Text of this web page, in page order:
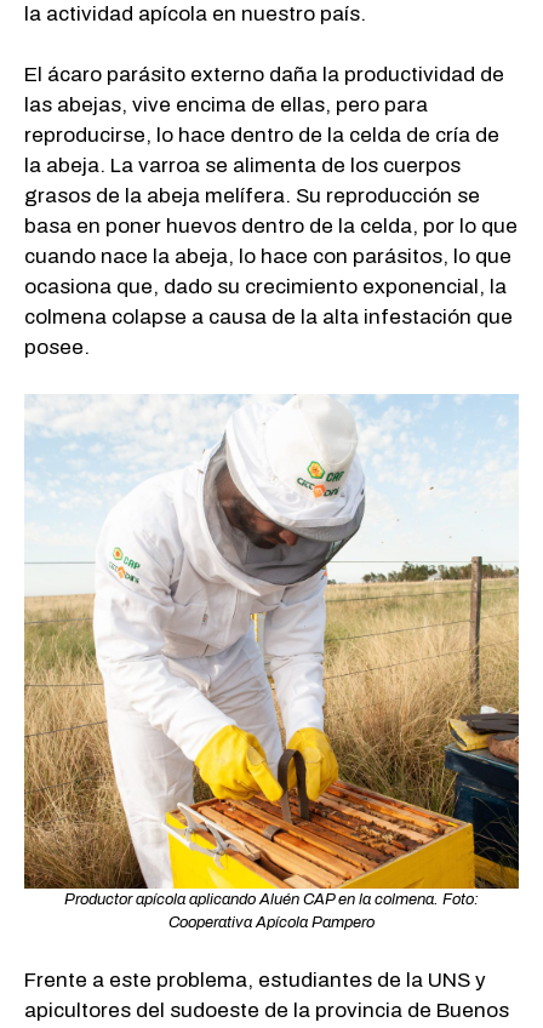
la actividad apícola en nuestro país.
El ácaro parásito externo daña la productividad de
las abejas, vive encima de ellas, pero para
reproducirse, lo hace dentro de la celda de cría de
la abeja. La varroa se alimenta de los cuerpos
grasos de la abeja melífera. Su reproducción se
basa en poner huevos dentro de la celda, por lo que
cuando nace la abeja, lo hace con parásitos, lo que
ocasiona que, dado su crecimiento exponencial, la
colmena colapse a causa de la alta infestación que
posee.
Productor apícola aplicando Aluén CAP en la colmena. Foto:
Cooperativa Apícola Pampero
Frente a este problema, estudiantes de la UNS y
apicultores del sudoeste de la provincia de Buenos